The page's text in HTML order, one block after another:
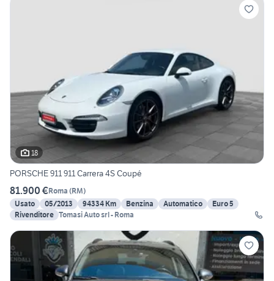
18
PORSCHE 911 911 Carrera 4S Coupé
81.900 €Roma (RM)
Usato
05/2013 94334 Km Benzina Automatico
Euro 5
Rivenditore Tomasi Auto srl - Roma